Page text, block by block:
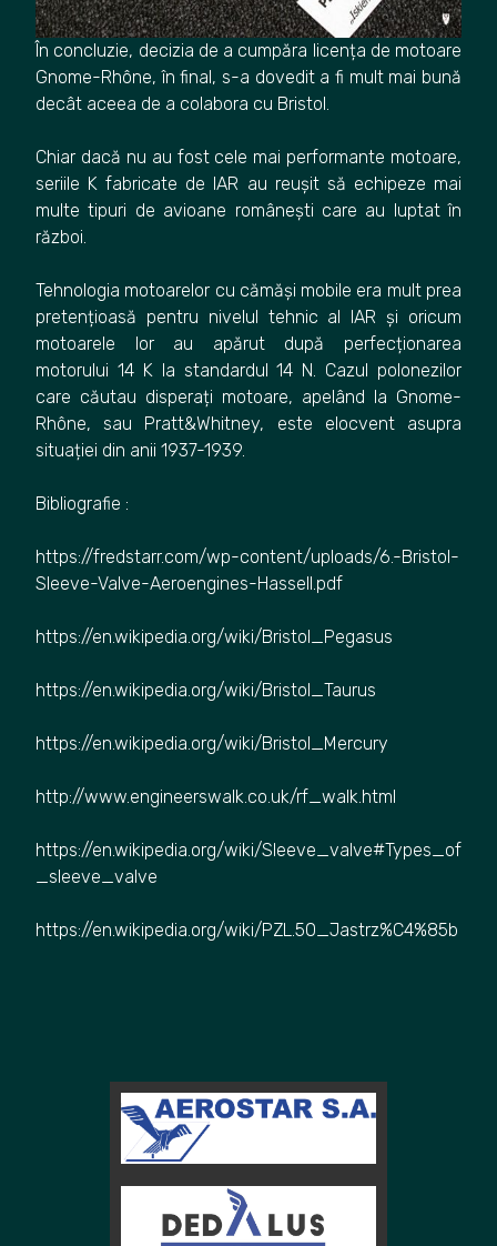
În concluzie, decizia de a cumpăra licența de motoare
Gnome-Rhône, în final, s-a dovedit a fi mult mai bună
decât aceea de a colabora cu Bristol.
Chiar dacă nu au fost cele mai performante motoare,
seriile K fabricate de IAR au reușit să echipeze mai
multe tipuri de avioane românești care au luptat în
război.
Tehnologia motoarelor cu cămăși mobile era mult prea
pretențioasă pentru nivelul tehnic al IAR și oricum
motoarele lor au apărut după perfecționarea
motorului 14 K la standardul 14 N. Cazul polonezilor
care căutau disperați motoare, apelând la Gnome-
Rhône, sau Pratt&Whitney, este elocvent asupra
situației din anii 1937-1939.
Bibliografie :
https://fredstarr.com/wp-content/uploads/6.-Bristol-
Sleeve-Valve-Aeroengines-Hassell.pdf
https://en.wikipedia.org/wiki/Bristol_Pegasus
https://en.wikipedia.org/wiki/Bristol_Taurus
https://en.wikipedia.org/wiki/Bristol_Mercury
http://www.engineerswalk.co.uk/rf_walk.html
https://en.wikipedia.org/wiki/Sleeve_valve#Types_of
_sleeve_valve
https://en.wikipedia.org/wiki/PZL.50_Jastrz%C4%85b